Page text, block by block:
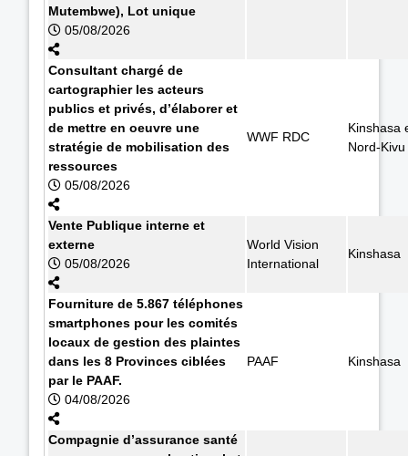
Mutembwe), Lot unique
05/08/2026
Consultant chargé de
cartographier les acteurs
publics et privés, d’élaborer et
de mettre en oeuvre une
stratégie de mobilisation des
ressources
05/08/2026
WWF RDC
Kinshasa
Nord-Kivu
Vente Publique interne et
externe
05/08/2026
World Vision
International
Kinshasa
Fourniture de 5.867 téléphones
smartphones pour les comités
locaux de gestion des plaintes
dans les 8 Provinces ciblées
par le PAAF.
04/08/2026
PAAF Kinshasa
Compagnie d’assurance santé